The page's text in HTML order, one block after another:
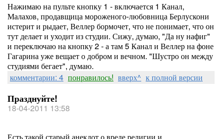
Нажимаю на пульте кнопку 1 - включается 1 Канал,
Малахов, продавщица мороженого-любовница Берлускони
истерит и рыдает, Веллер бормочет, что не понимает, что он
тут делает и уходит из студии. Сижу, думаю, "Да ну нафиг"
и переключаю на кнопку 2 - а там 5 Канал и Веллер на фоне
Гагарина уже вещает о добром и вечном. "Шустро он между
студиями бегает", думаю.
комментарии: 4 понравилось! вверх^ к полной версии
Празднуйте!
18-04-2011 13:58